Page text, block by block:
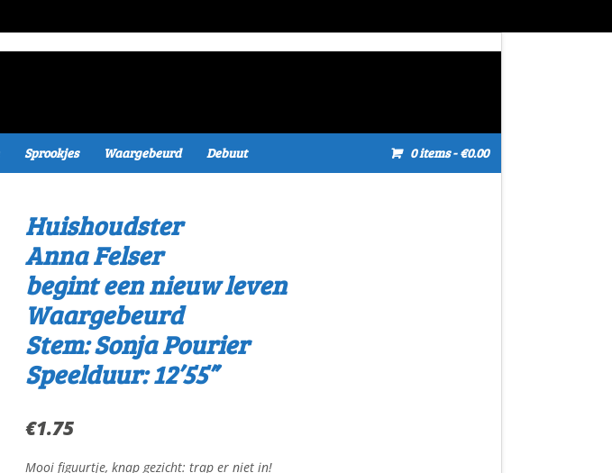
Sprookjes Waargebeurd Debuut 0 items- €0.00
Huishoudster
Anna Felser
begint een nieuw leven
Waargebeurd
Stem: Sonja Pourier
Speelduur: 12’55”
€1.75
Mooi figuurtje, knap gezicht: trap er niet in!